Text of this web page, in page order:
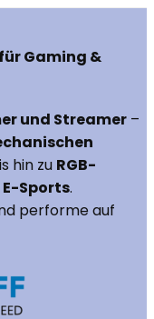
Gaming &
und Streamer –
hin zu RGB-
Sports.
performe auf